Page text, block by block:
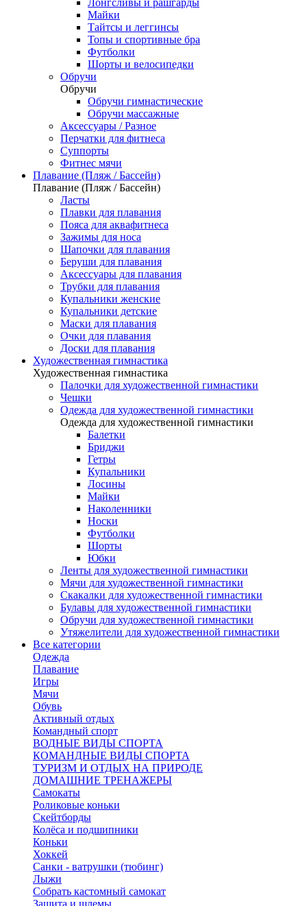
Лонгсливы и рашгарды
Майки
Тайтсы и леггинсы
Топы и спортивные бра
Футболки
Шорты и велосипедки
Обручи
Обручи
Обручи гимнастические
Обручи массажные
Аксессуары / Разное
Перчатки для фитнеса
Суппорты
Фитнес мячи
Плавание (Пляж / Бассейн)
Плавание (Пляж / Бассейн)
Ласты
Плавки для плавания
Пояса для аквафитнеса
Зажимы для носа
Шапочки для плавания
Беруши для плавания
Аксессуары для плавания
Трубки для плавания
Купальники женские
Купальники детские
Маски для плавания
Очки для плавания
Доски для плавания
Художественная гимнастика
Художественная гимнастика
Палочки для художественной гимнастики
Чешки
Одежда для художественной гимнастики
Одежда для художественной гимнастики
Балетки
Бриджи
Гетры
Купальники
Лосины
Майки
Наколенники
Носки
Футболки
Шорты
Юбки
Ленты для художественной гимнастики
Мячи для художественной гимнастики
Скакалки для художественной гимнастики
Булавы для художественной гимнастики
Обручи для художественной гимнастики
Утяжелители для художественной гимнастики
Все категории
Одежда
Плавание
Игры
Мячи
Обувь
Активный отдых
Командный спорт
ВОДНЫЕ ВИДЫ СПОРТА
КОМАНДНЫЕ ВИДЫ СПОРТА
ТУРИЗМ И ОТДЫХ НА ПРИРОДЕ
ДОМАШНИЕ ТРЕНАЖЕРЫ
Самокаты
Роликовые коньки
Скейтборды
Колёса и подшипники
Коньки
Хоккей
Санки - ватрушки (тюбинг)
Лыжи
Собрать кастомный самокат
Защита и шлемы